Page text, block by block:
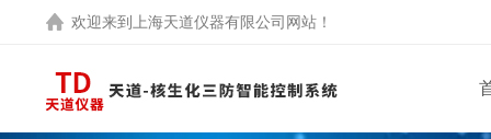
欢迎来到 上海天道仪器有限公司 网站！